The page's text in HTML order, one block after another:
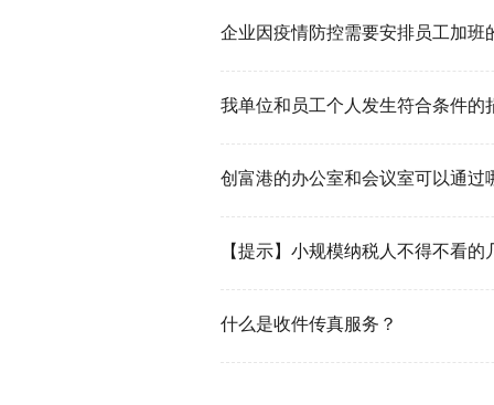
企业因疫情防控需要安排员工加班
创富港的办公室和会议室可以通过
【提示】小规模纳税人不得不看的
什么是收件传真服务？